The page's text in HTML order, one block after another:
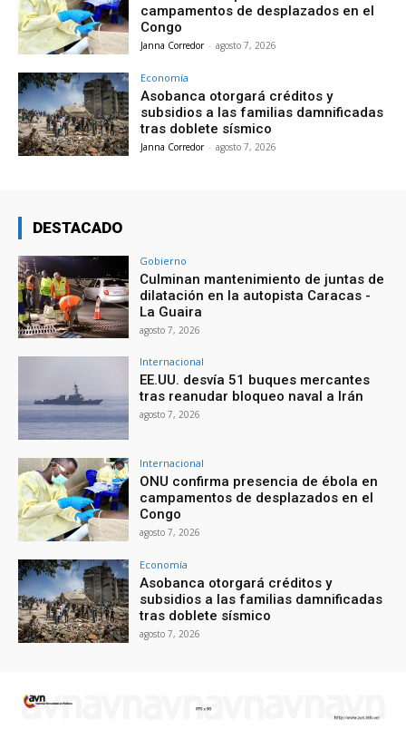
campamentos de desplazados en el
Congo
Janna Corredor - agosto 7, 2026
Economía
Asobanca otorgará créditos y
subsidios a las familias damnificadas
tras doblete sísmico
Janna Corredor - agosto 7, 2026
DESTACADO
Gobierno
Culminan mantenimiento de juntas de
dilatación en la autopista Caracas -
La Guaira
agosto 7, 2026
Internacional
EE.UU. desvía 51 buques mercantes
tras reanudar bloqueo naval a Irán
agosto 7, 2026
Internacional
ONU confirma presencia de ébola en
campamentos de desplazados en el
Congo
agosto 7, 2026
Economía
Asobanca otorgará créditos y
subsidios a las familias damnificadas
tras doblete sísmico
agosto 7, 2026